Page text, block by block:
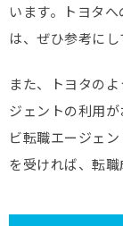
います。トヨタ
は、ぜひ参考にし
また、トヨタの
ジェントの利用
ビ転職エージェ
を受ければ、転職